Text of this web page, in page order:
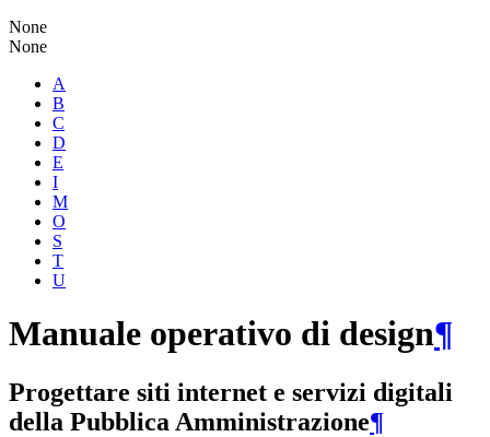
None
None
A
B
C
D
E
I
M
O
S
T
U
Manuale operativo di design¶
Progettare siti internet e servizi digitali
della Pubblica Amministrazione¶